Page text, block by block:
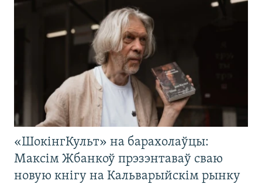
«ШокінгКульт» на барахолаўцы:
Максім Жбанкоў прэзэнтаваў сваю
новую кнігу на Кальварыйскім рынку